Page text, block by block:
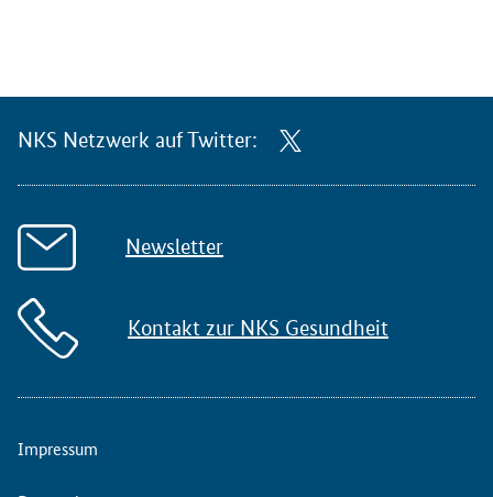
NKS Netzwerk auf Twitter:
Newsletter
Kontakt zur NKS Gesundheit
Impressum